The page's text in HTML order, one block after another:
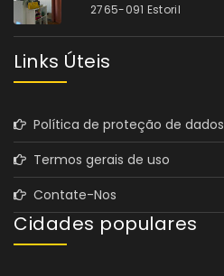
2765-091 Estoril
Links Úteis
Política de proteção de dados
Termos gerais de uso
Contate-Nos
Cidades populares